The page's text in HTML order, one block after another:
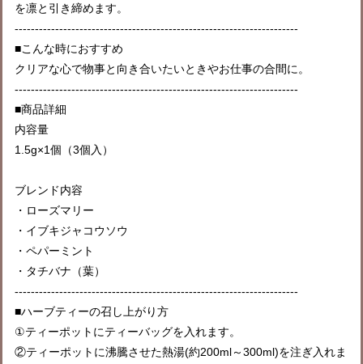
を凛と引き締めます。
----------------------------------------------------------------------
■こんな時におすすめ
クリアな心で物事と向き合いたいときやお仕事の合間に。
----------------------------------------------------------------------
■商品詳細
内容量
1.5g×1個（3個入）
ブレンド内容
・ローズマリー
・イブキジャコウソウ
・ペパーミント
・タチバナ（葉）
----------------------------------------------------------------------
■ハーブティーの召し上がり方
①ティーポットにティーバッグを入れます。
②ティーポットに沸騰させた熱湯(約200ml～300ml)を注ぎ入れま